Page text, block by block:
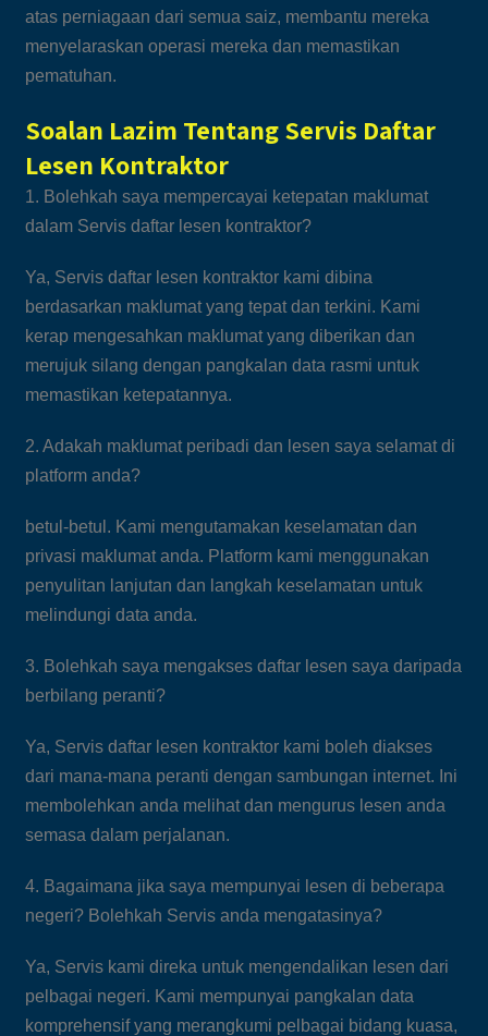
atas perniagaan dari semua saiz, membantu mereka
menyelaraskan operasi mereka dan memastikan
pematuhan.
Soalan Lazim Tentang Servis Daftar
Lesen Kontraktor
1. Bolehkah saya mempercayai ketepatan maklumat
dalam Servis daftar lesen kontraktor?
Ya, Servis daftar lesen kontraktor kami dibina
berdasarkan maklumat yang tepat dan terkini. Kami
kerap mengesahkan maklumat yang diberikan dan
merujuk silang dengan pangkalan data rasmi untuk
memastikan ketepatannya.
2. Adakah maklumat peribadi dan lesen saya selamat di
platform anda?
betul-betul. Kami mengutamakan keselamatan dan
privasi maklumat anda. Platform kami menggunakan
penyulitan lanjutan dan langkah keselamatan untuk
melindungi data anda.
3. Bolehkah saya mengakses daftar lesen saya daripada
berbilang peranti?
Ya, Servis daftar lesen kontraktor kami boleh diakses
dari mana-mana peranti dengan sambungan internet. Ini
membolehkan anda melihat dan mengurus lesen anda
semasa dalam perjalanan.
4. Bagaimana jika saya mempunyai lesen di beberapa
negeri? Bolehkah Servis anda mengatasinya?
Ya, Servis kami direka untuk mengendalikan lesen dari
pelbagai negeri. Kami mempunyai pangkalan data
komprehensif yang merangkumi pelbagai bidang kuasa,